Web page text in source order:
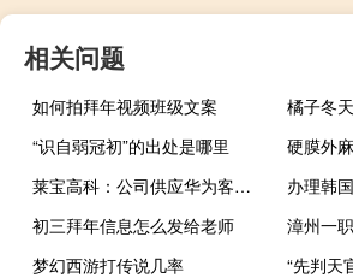
相关问题
如何拍拜年视频班级文案
橘子冬
“识自弱冠初”的出处是哪里
硬膜外
莱宝高科：公司供应华为客户产品绝大部分以笔记本电脑用触摸屏为主
初三拜年信息怎么发给老师
漳州一
梦幻西游打传说几率
“先判天